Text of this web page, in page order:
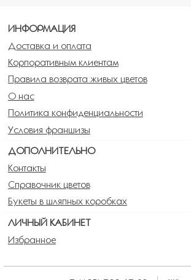
ИНФОРМАЦИЯ
Доставка и оплата
Корпоративным клиентам
Правила возврата живых цветов
О нас
Политика конфиденциальности
Условия франшизы
ДОПОЛНИТЕЛЬНО
Контакты
Справочник цветов
Букеты в шляпных коробках
ЛИЧНЫЙ КАБИНЕТ
Избранное